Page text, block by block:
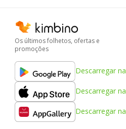
Os últimos folhetos, ofertas e
promoções
Descarregar na
Descarregar na
Descarregar na